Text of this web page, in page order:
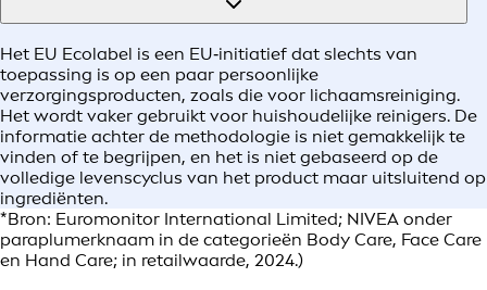
Het EU Ecolabel is een EU‑initiatief dat slechts van
toepassing is op een paar persoonlijke
verzorgingsproducten, zoals die voor lichaamsreiniging.
Het wordt vaker gebruikt voor huishoudelijke reinigers. De
informatie achter de methodologie is niet gemakkelijk te
vinden of te begrijpen, en het is niet gebaseerd op de
volledige levenscyclus van het product maar uitsluitend op
ingrediënten.
*Bron: Euromonitor International Limited; NIVEA onder
paraplumerknaam in de categorieën Body Care, Face Care
en Hand Care; in retailwaarde, 2024.)